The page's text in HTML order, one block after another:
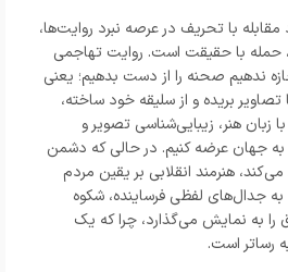
مقابله با تحریف در عرصه نبرد روایت‌ها،
حمله با حقیقت است. روایت تهاجمی
ندهیم صحنه را از دست بدهیم؛ یعنی
بریده و از سلیقه خود ساخته،
زبان هنر، زیبایی‌شناسی تصویر و
جهان عرضه کنیم. در حالی که دشمن
هنرمند انقلابی بر یقین مردم
به جدال‌های لفظی فرساینده، شکوه
به نمایش می‌گذارد، چرا که یک
رساتر است.